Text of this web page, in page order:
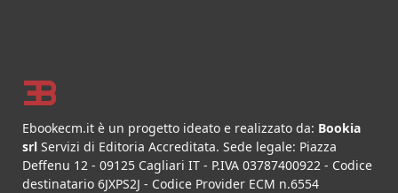
Ebookecm.it è un progetto ideato e realizzato da: Bookia
srl Servizi di Editoria Accreditata. Sede legale: Piazza
Deffenu 12 - 09125 Cagliari IT - P.IVA 03787400922 - Codice
destinatario 6JXPS2J - Codice Provider ECM n.6554